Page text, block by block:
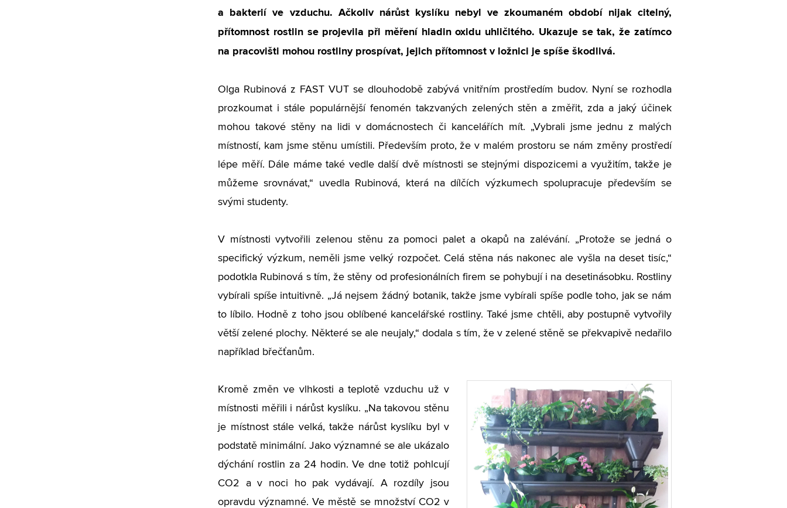
a bakterií ve vzduchu. Ačkoliv nárůst kyslíku nebyl ve zkoumaném období nijak citelný,
přítomnost rostlin se projevila při měření hladin oxidu uhličitého. Ukazuje se tak, že zatímco
na pracovišti mohou rostliny prospívat, jejich přítomnost v ložnici je spíše škodlivá.
Olga Rubinová z FAST VUT se dlouhodobě zabývá vnitřním prostředím budov. Nyní se rozhodla
prozkoumat i stále populárnější fenomén takzvaných zelených stěn a změřit, zda a jaký účinek
mohou takové stěny na lidi v domácnostech či kancelářích mít. „Vybrali jsme jednu z malých
místností, kam jsme stěnu umístili. Především proto, že v malém prostoru se nám změny prostředí
lépe měří. Dále máme také vedle další dvě místnosti se stejnými dispozicemi a využitím, takže je
můžeme srovnávat,“ uvedla Rubinová, která na dílčích výzkumech spolupracuje především se
svými studenty.
V místnosti vytvořili zelenou stěnu za pomoci palet a okapů na zalévání. „Protože se jedná o
specifický výzkum, neměli jsme velký rozpočet. Celá stěna nás nakonec ale vyšla na deset tisíc,“
podotkla Rubinová s tím, že stěny od profesionálních firem se pohybují i na desetinásobku. Rostliny
vybírali spíše intuitivně. „Já nejsem žádný botanik, takže jsme vybírali spíše podle toho, jak se nám
to líbilo. Hodně z toho jsou oblíbené kancelářské rostliny. Také jsme chtěli, aby postupně vytvořily
větší zelené plochy. Některé se ale neujaly,“ dodala s tím, že v zelené stěně se překvapivě nedařilo
například břečťanům.
Kromě změn ve vlhkosti a teplotě vzduchu už v
místnosti měřili i nárůst kyslíku. „Na takovou stěnu
je místnost stále velká, takže nárůst kyslíku byl v
podstatě minimální. Jako významné se ale ukázalo
dýchání rostlin za 24 hodin. Ve dne totiž pohlcují
CO2 a v noci ho pak vydávají. A rozdíly jsou
opravdu významné. Ve městě se množství CO2 v